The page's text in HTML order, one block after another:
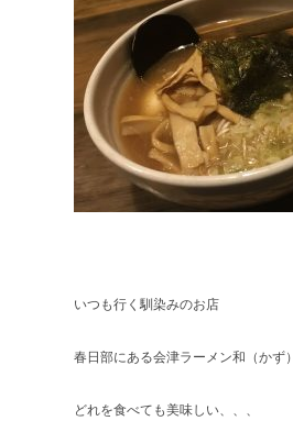
いつも行く馴染みのお店
春日部にある会津ラーメン和（かず）
どれを食べても美味しい、、、